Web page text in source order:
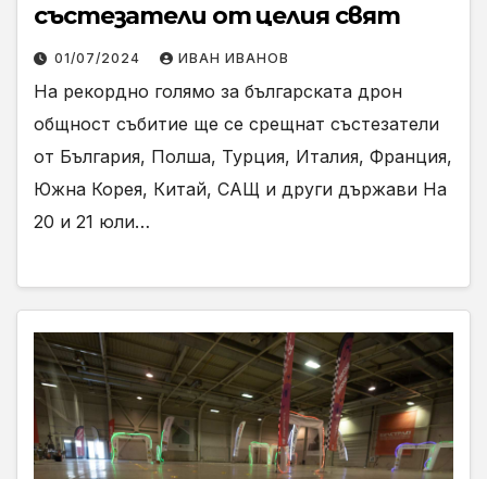
състезатели от целия свят
01/07/2024 ИВАН ИВАНОВ
На рекордно голямо за българската дрон
общност събитие ще се срещнат състезатели
от България, Полша, Турция, Италия, Франция,
Южна Корея, Китай, САЩ и други държави На
20 и 21 юли…